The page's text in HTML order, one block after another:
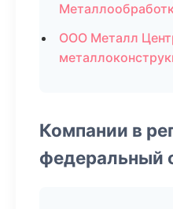
ООО Металл
Компании в
федеральный